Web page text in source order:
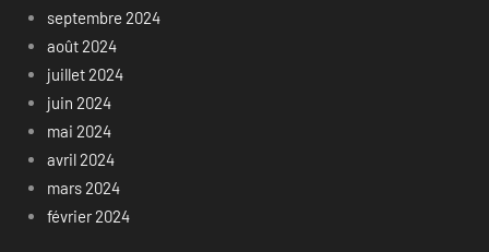
septembre 2024
août 2024
juillet 2024
juin 2024
mai 2024
avril 2024
mars 2024
février 2024